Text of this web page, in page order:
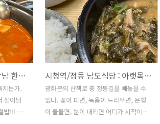
삼성동 성북동청국장 : 강남 한복판에서 느끼는 덤덤 덤덤↗덤덤♪
지는가.
살아남
밥!!! 불
시청역/정동 남도식당 : 아랫목에서 먹는 집밥인데 추어탕도 주네? 이런 느낌
광화문의 산책로 중 정동길을 빼놓을 수
없다. 꽃이 피면, 녹음이 드리우면, 은행
이 물들면, 눈이 내리면 어디가 시작이고